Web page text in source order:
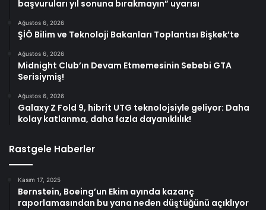
başvuruları yıl sonuna bırakmayın” uyarısı
Ağustos 6, 2026
ŞİÖ Bilim ve Teknoloji Bakanları Toplantısı Bişkek’te
Ağustos 6, 2026
Midnight Club’ın Devam Etmemesinin Sebebi GTA
Serisiymiş!
Ağustos 6, 2026
Galaxy Z Fold 9, hibrit UTG teknolojsiyle geliyor: Daha
kolay katlanma, daha fazla dayanıklılık!
Rastgele Haberler
Kasım 17, 2025
Bernstein, Boeing’un Ekim ayında kazanç
raporlamasından bu yana neden düştüğünü açıklıyor